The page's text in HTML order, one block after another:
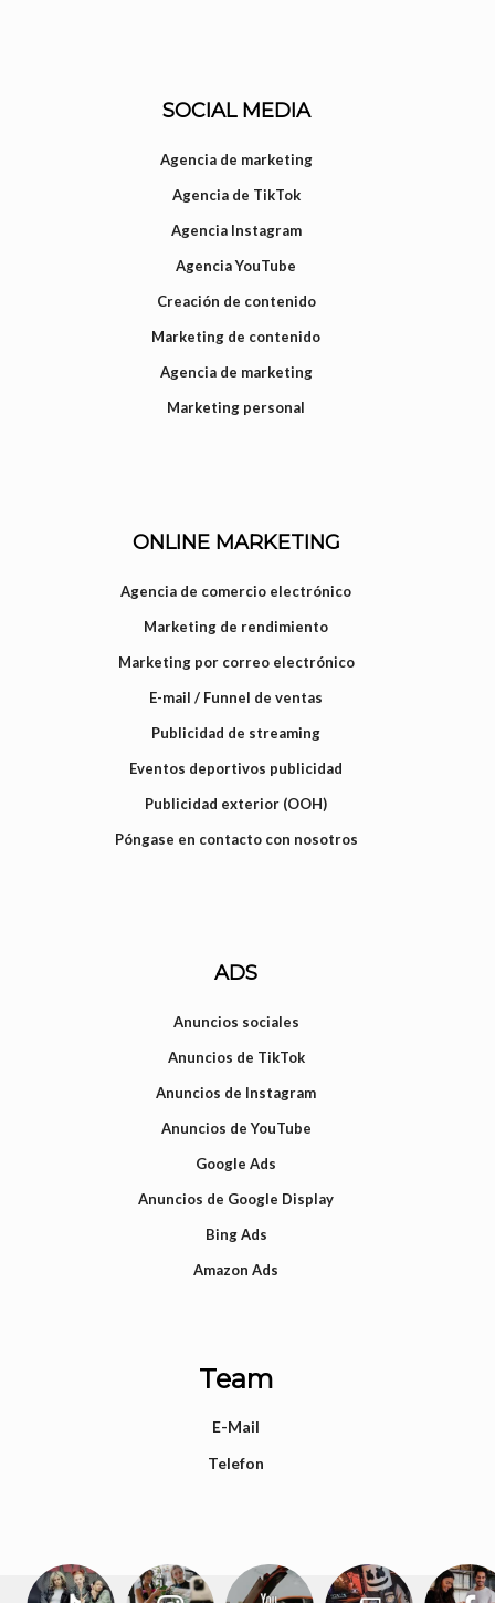
SOCIAL MEDIA
Agencia de marketing
Agencia de TikTok
Agencia Instagram
Agencia YouTube
Creación de contenido
Marketing de contenido
Agencia de marketing
Marketing personal
ONLINE MARKETING
Agencia de comercio electrónico
Marketing de rendimiento
Marketing por correo electrónico
E-mail / Funnel de ventas
Publicidad de streaming
Eventos deportivos publicidad
Publicidad exterior (OOH)
Póngase en contacto con nosotros
ADS
Anuncios sociales
Anuncios de TikTok
Anuncios de Instagram
Anuncios de YouTube
Google Ads
Anuncios de Google Display
Bing Ads
Amazon Ads
Team
E-Mail
Telefon